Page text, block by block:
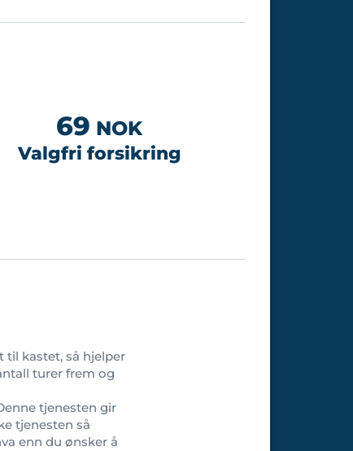
69 NOK
Valgfri forsikring
til kastet, så hjelper
turer frem og
tjenesten gir
tjenesten så
enn du ønsker å